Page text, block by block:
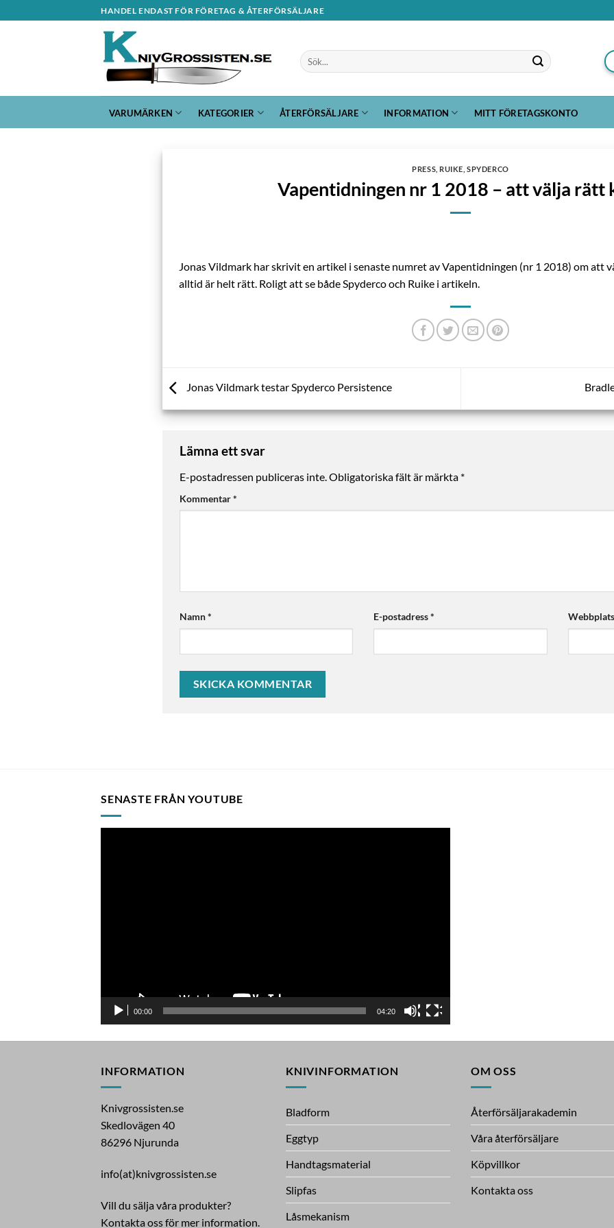
to
HANDEL ENDAST FÖR FÖRETAG & ÅTERFÖRSÄLJARE
Sök
efter:
VARUMÄRKEN KATEGORIER ÅTERFÖRSÄLJARE INFORMATION MITT FÖRETAGSKONTO
PRESS ,RUIKE ,SPYDERCO
Vapentidningen nr 1 2018 – att välja rätt
Jonas Vildmark har skrivit en artikel i senaste numret avVapentidningen (nr 1 2018) om att
alltid är helt rätt. Roligt att se både Spyderco och Ruike i artikeln.
Jonas Vildmark testar Spyderco Persistence
Lämna ett svar
E-postadressen publiceras inte. Obligatoriska fält är märkta *
Kommentar*
Namn* E-postadress* Webbplats
SENASTE FRÅN YOUTUBE
00:00 04:20
INFORMATION
Knivgrossisten.se
Skedlovägen 40
86296 Njurunda
info(at)knivgrossisten.se
Vill du sälja våra produkter?
Kontakta oss för mer information.
KNIVINFORMATION
Bladform
Eggtyp
Handtagsmaterial
Slipfas
Låsmekanism
OM OSS
Återförsäljarakademin
Våra återförsäljare
Köpvillkor
Kontakta oss